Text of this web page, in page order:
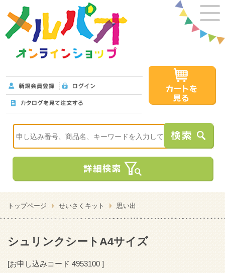
トップページ せいさくキット 思い出
シュリンクシートA4サイズ
[お申し込みコード 4953100 ]